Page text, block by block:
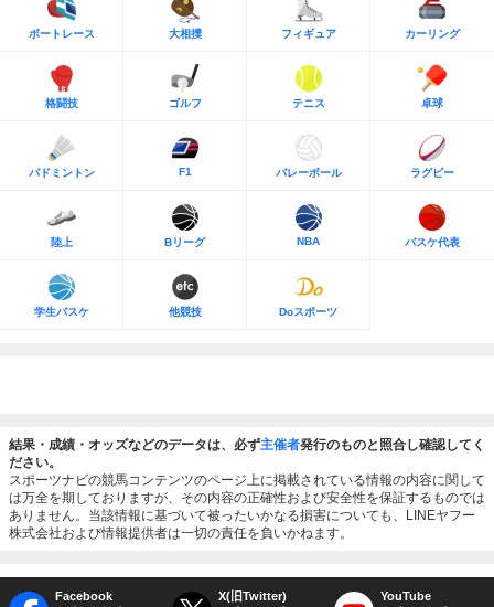
ボートレース 大相撲 フィギュア カーリング
格闘技 ゴルフ テニス 卓球
バドミントン F1 バレーボール ラグビー
陸上 Bリーグ NBA バスケ代表
学生バスケ 他競技 Doスポーツ
結果・成績・オッズなどのデータは、必ず主催者発行のものと照合し確認してく
ださい。
スポーツナビの競馬コンテンツのページ上に掲載されている情報の内容に関して
は万全を期しておりますが、その内容の正確性および安全性を保証するものでは
ありません。当該情報に基づいて被ったいかなる損害についても、LINEヤフー
株式会社および情報提供者は一切の責任を負いかねます。
Facebook X(旧Twitter) YouTube